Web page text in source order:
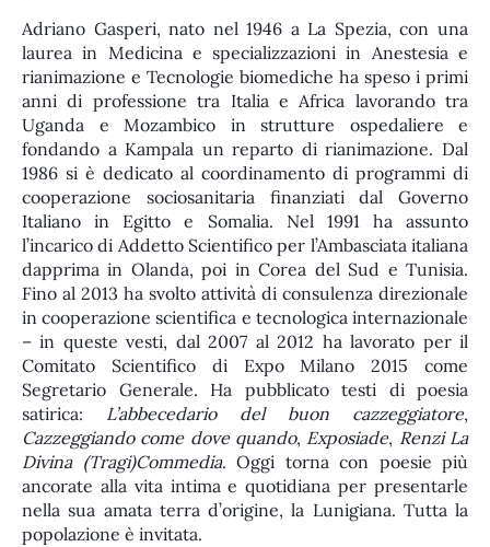
Adriano Gasperi, nato nel 1946 a La Spezia, con una
laurea in Medicina e specializzazioni in Anestesia e
rianimazione e Tecnologie biomediche ha speso i primi
anni di professione tra Italia e Africa lavorando tra
Uganda e Mozambico in strutture ospedaliere e
fondando a Kampala un reparto di rianimazione. Dal
1986 si è dedicato al coordinamento di programmi di
cooperazione sociosanitaria finanziati dal Governo
Italiano in Egitto e Somalia. Nel 1991 ha assunto
l’incarico di Addetto Scientifico per l’Ambasciata italiana
dapprima in Olanda, poi in Corea del Sud e Tunisia.
Fino al 2013 ha svolto attività di consulenza direzionale
in cooperazione scientifica e tecnologica internazionale
– in queste vesti, dal 2007 al 2012 ha lavorato per il
Comitato Scientifico di Expo Milano 2015 come
Segretario Generale. Ha pubblicato testi di poesia
satirica: L’abbecedario del buon cazzeggiatore,
Cazzeggiando come dove quando, Exposiade, Renzi La
Divina (Tragi)Commedia. Oggi torna con poesie più
ancorate alla vita intima e quotidiana per presentarle
nella sua amata terra d’origine, la Lunigiana. Tutta la
popolazione è invitata.